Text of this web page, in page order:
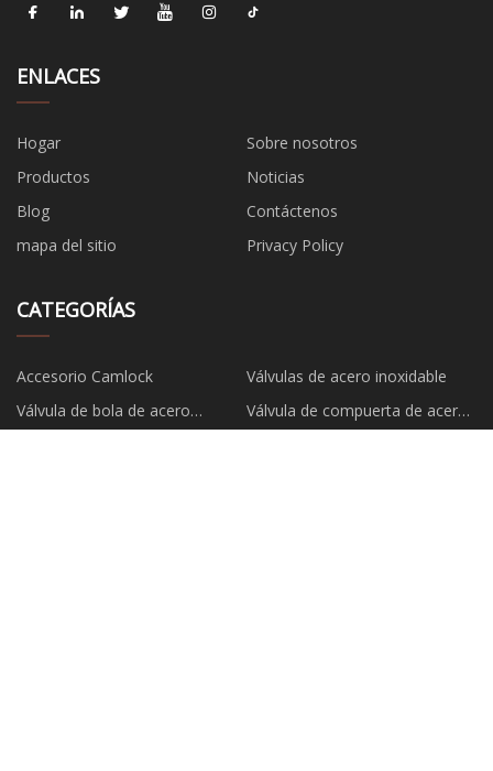
ENLACES
Hogar
Sobre nosotros
Productos
Noticias
Blog
Contáctenos
mapa del sitio
Privacy Policy
CATEGORÍAS
Accesorio Camlock
Válvulas de acero inoxidable
Válvula de bola de acero
inoxidable
Válvula de compuerta de acero
inoxidable